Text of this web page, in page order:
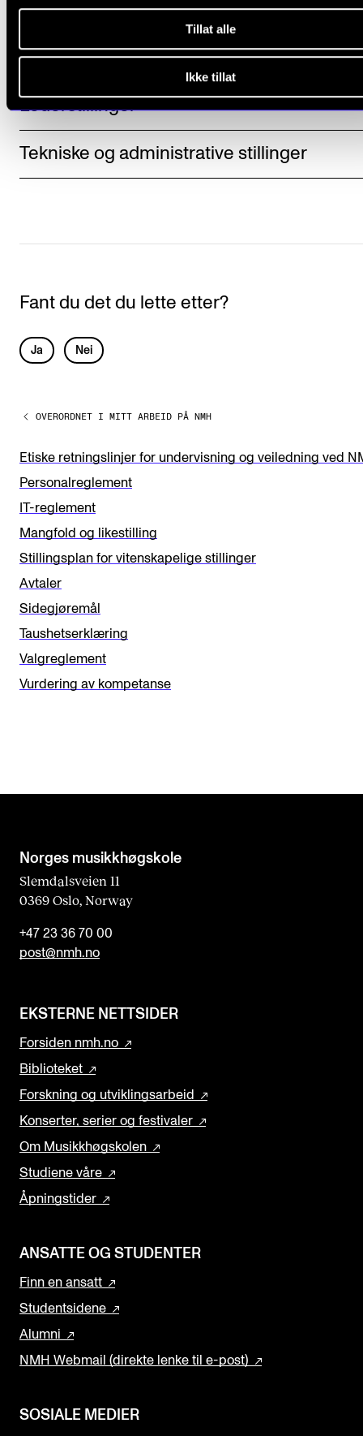
Tillat alle
Ikke tillat
Kunstneriske og vitenskapelige stillinger
Stipendiatstillinger
Lederstillinger
Tekniske og administrative stillinger
Fant du det du lette etter?
L
v
e
t
h
i
s
f
i
e
l
d
Ja Nei
OVERORDNET I MITT ARBEID PÅ NMH
Etiske retningslinjer for undervisning og veiledning ved
Personalreglement
IT-reglement
Mangfold og likestilling
Stillingsplan for vitenskapelige stillinger
Avtaler
Sidegjøremål
Taushetserklæring
Valgreglement
Vurdering av kompetanse
Norges musikk­høgskole
Slemdalsveien 11
0369 Oslo, Norway
+47 23 36 70 00
post@nmh.no
EKSTERNE NETTSIDER
Forsiden nmh.no
Biblioteket
Forskning og utviklingsarbeid
Konserter, serier og festivaler
Om Musikkhøgskolen
Studiene våre
Åpningstider
ANSATTE OG STUDENTER
Finn en ansatt
Studentsidene
Alumni
NMH Webmail (direkte lenke til e-post)
SOSIALE MEDIER